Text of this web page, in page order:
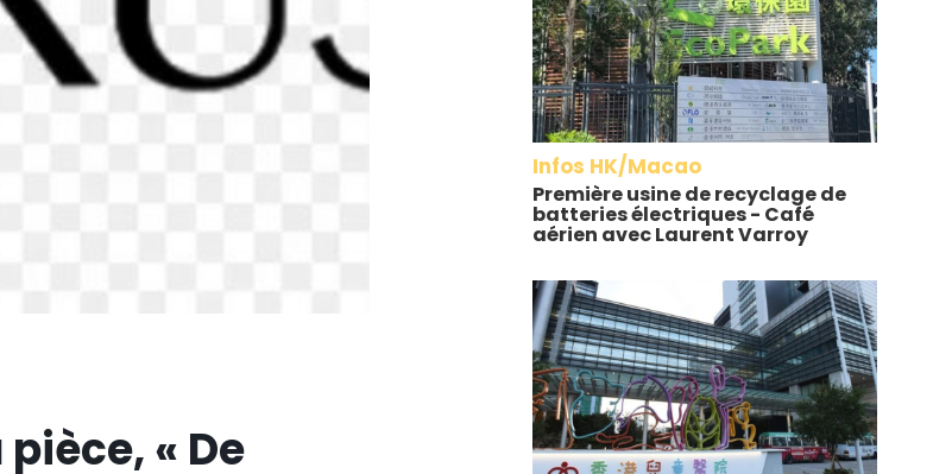
« De
Infos HK/Macao
Première usine de recyclage de
batteries électriques - Café
aérien avec Laurent Varroy